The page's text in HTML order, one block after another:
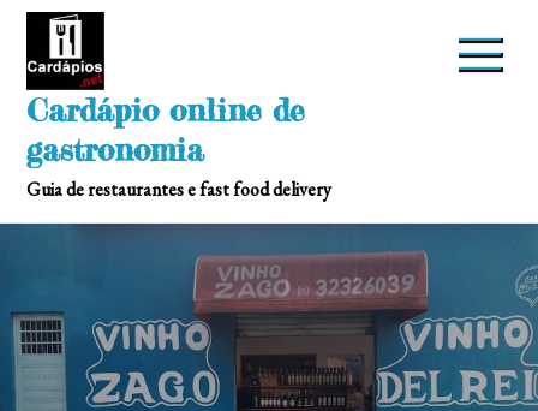
Skip
Cardápio online de
gastronomia
Guia de restaurantes e fast food delivery